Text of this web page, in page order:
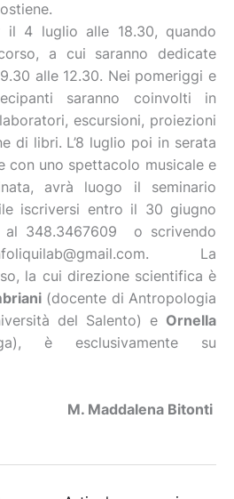
il 4 luglio alle 18.30, quando
a cui saranno dedicate
alle 12.30. Nei pomeriggi e
saranno coinvolti in
escursioni, proiezioni
di libri. L’8 luglio poi in serata
con uno spettacolo musicale e
avrà luogo il seminario
iscriversi entro il 30 giugno
al 348.3467609 o scrivendo
La
la cui direzione scientifica è
(docente di Antropologia
del Salento) e Ornella
è esclusivamente su
M. Maddalena Bitonti